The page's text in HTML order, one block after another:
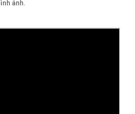
ảnh.